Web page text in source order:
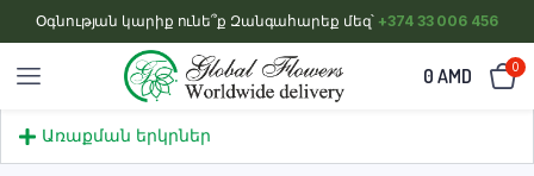
Օգնության կարիք ունե՞ք Զանգահարեք մեզ՝ +374 33 006 456
0 AMD 0
Առաքման երկրներ